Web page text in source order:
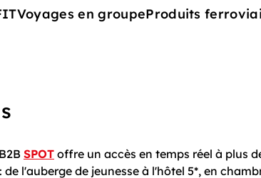
Voyages en groupeProduits
SPOT offre un accès en temps réel à plus
l'auberge de jeunesse à l'hôtel 5*, en